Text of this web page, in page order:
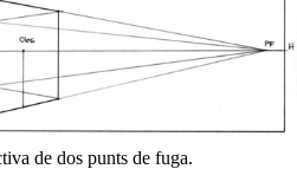
de dos punts de fuga.